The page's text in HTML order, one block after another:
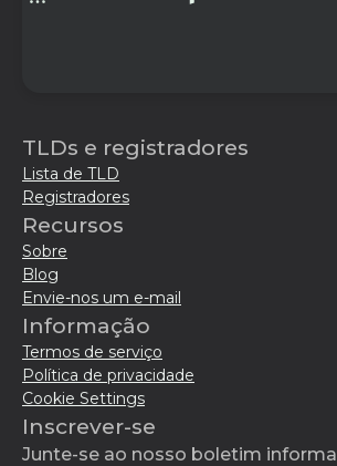
TLDs e registradores
Lista de TLD
Registradores
Recursos
Sobre
Blog
Envie-nos um e-mail
Informação
Termos de serviço
Política de privacidade
Cookie Settings
Inscrever-se
Junte-se ao nosso boletim